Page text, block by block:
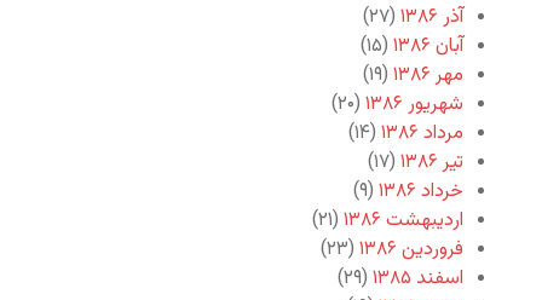
آذر ۱۳۸۶
(۲۷)
آبان ۱۳۸۶
(۱۵)
مهر ۱۳۸۶
(۱۹)
شهریور ۱۳۸۶
(۲۰)
مرداد ۱۳۸۶
(۱۴)
تیر ۱۳۸۶
(۱۷)
خرداد ۱۳۸۶
(۹)
اردیبهشت ۱۳۸۶
(۲۱)
فروردین ۱۳۸۶
(۲۳)
اسفند ۱۳۸۵
(۲۹)